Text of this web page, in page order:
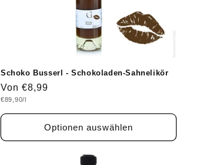
Schoko Busserl - Schokoladen-Sahnelikör
Normaler
Preis
Von €8,99
Grundpreis
€89,90/l
Optionen auswählen